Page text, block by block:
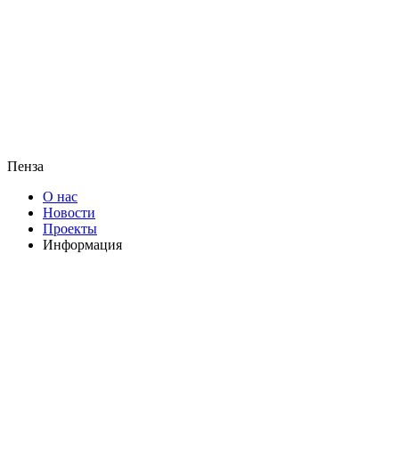
Пенза
О нас
Новости
Проекты
Информация